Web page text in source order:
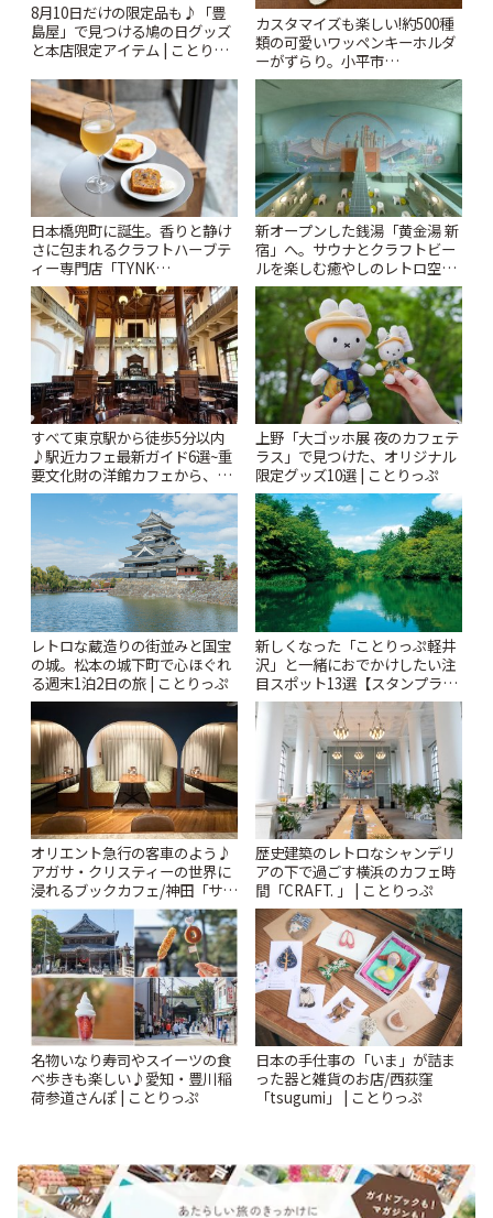
8月10日だけの限定品も♪「豊
島屋」で見つける鳩の日グッズ
と本店限定アイテム | ことりっ
カスタマイズも楽しい!約500種
類の可愛いワッペンキーホルダ
ーがずらり。小平市
「Kimamaya T&K」 | ことりっ
日本橋兜町に誕生。香りと静け
さに包まれるクラフトハーブテ
ィー専門店「TYNK
Kabutocho」 | ことりっぷ
新オープンした銭湯「黄金湯 新
宿」へ。サウナとクラフトビー
ルを楽しむ癒やしのレトロ空間
| ことりっぷ
すべて東京駅から徒歩5分以内
♪駅近カフェ最新ガイド6選~重
要文化財の洋館カフェから、改
札すぐのレトロ喫茶まで~ | こと
上野「大ゴッホ展 夜のカフェテ
ラス」で見つけた、オリジナル
限定グッズ10選 | ことりっぷ
レトロな蔵造りの街並みと国宝
の城。松本の城下町で心ほぐれ
る週末1泊2日の旅 | ことりっぷ
新しくなった「ことりっぷ軽井
沢」と一緒におでかけしたい注
目スポット13選【スタンプラリ
ー開催中】 | ことりっぷ
オリエント急行の客車のよう♪
アガサ・クリスティーの世界に
浸れるブックカフェ/神田「サロ
ンクリスティ」 | ことりっぷ
歴史建築のレトロなシャンデリ
アの下で過ごす横浜のカフェ時
間「CRAFT. 」 | ことりっぷ
名物いなり寿司やスイーツの食
べ歩きも楽しい♪愛知・豊川稲
荷参道さんぽ | ことりっぷ
日本の手仕事の「いま」が詰ま
った器と雑貨のお店/西荻窪
「tsugumi」 | ことりっぷ